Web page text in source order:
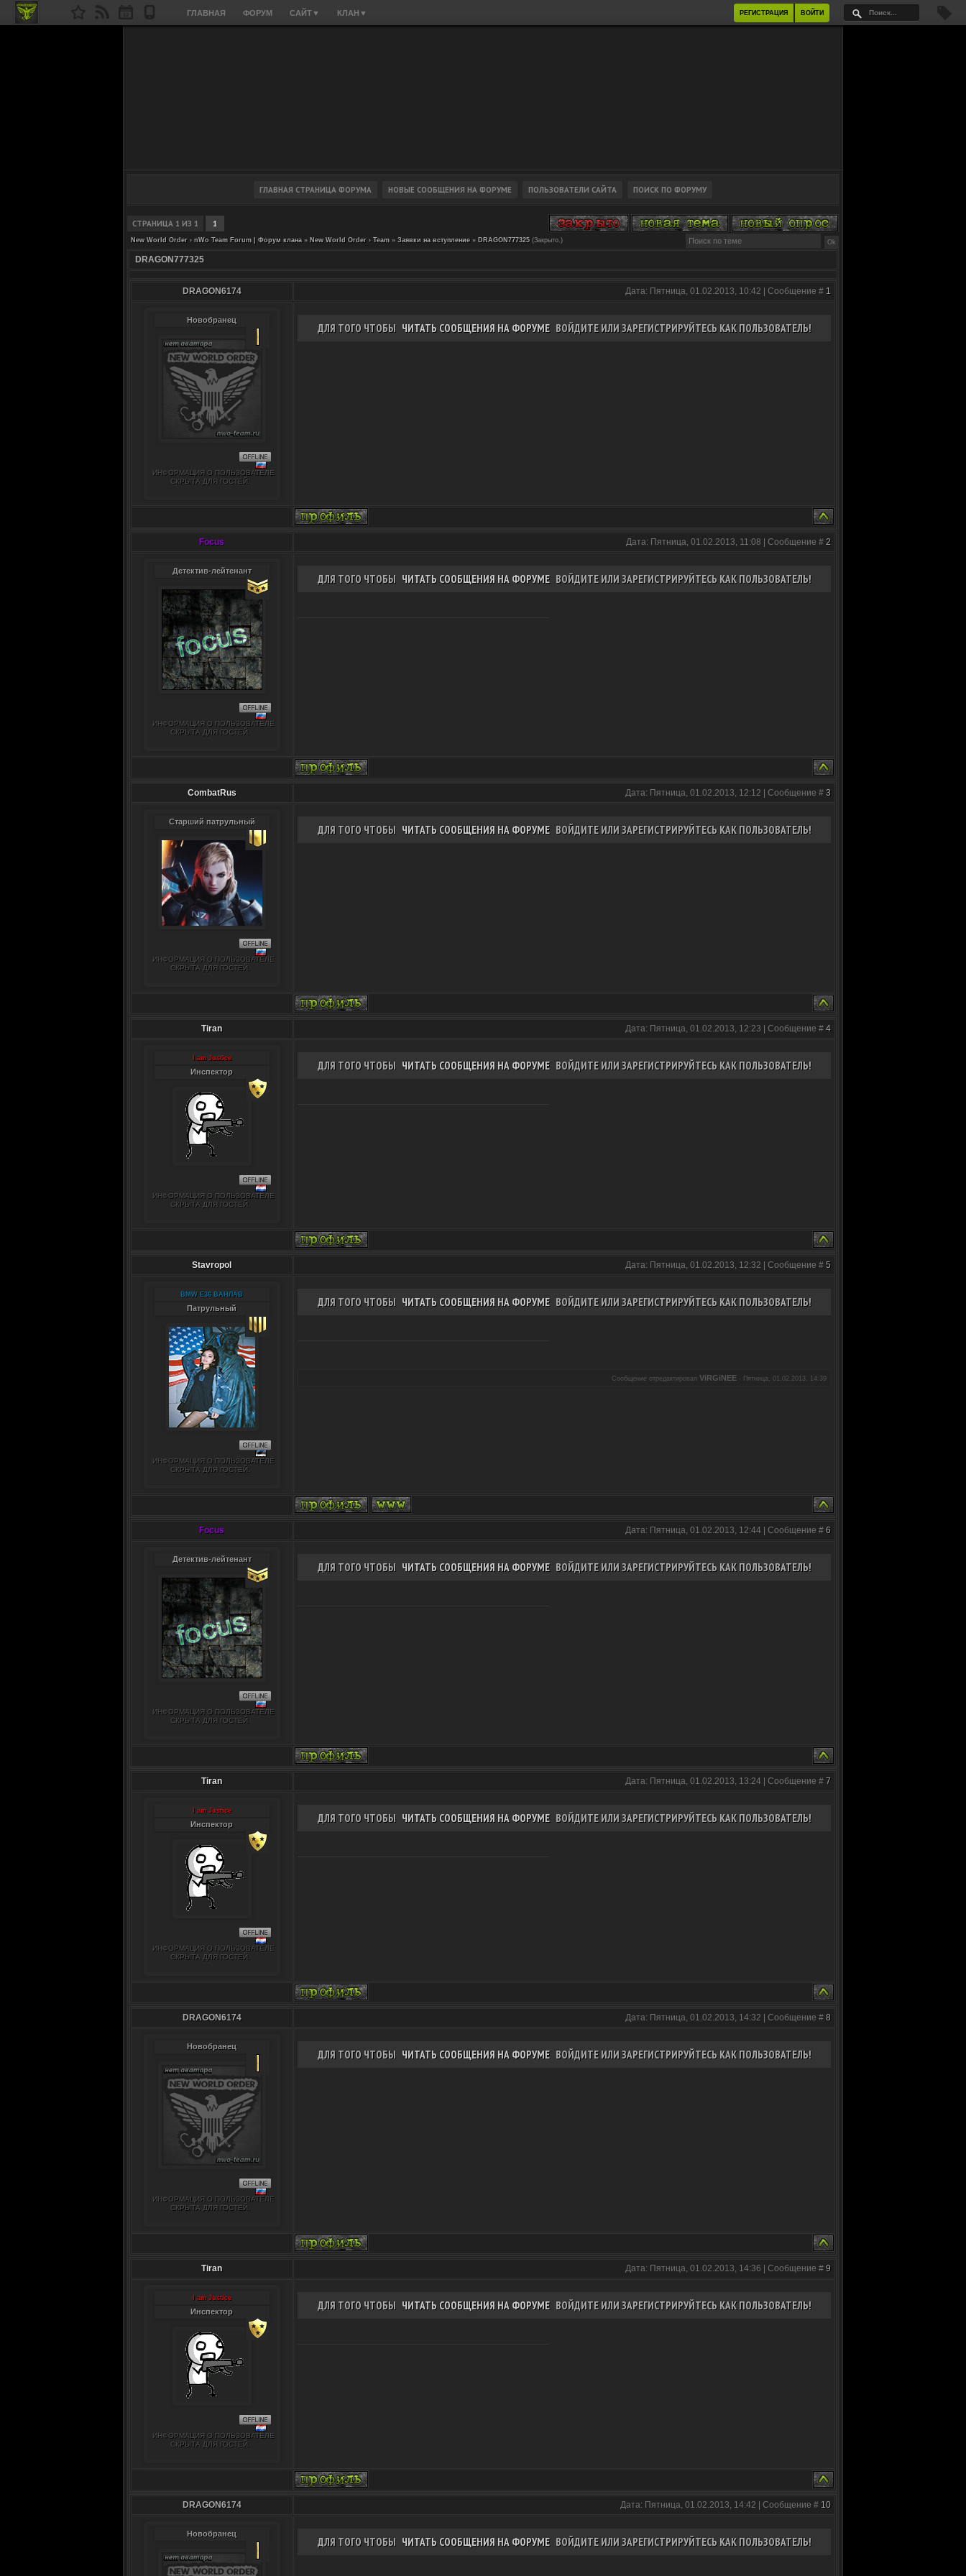
ГЛАВНАЯ ФОРУМ САЙТ▼ КЛАН ▼ РЕГИСТРАЦИЯ ВОЙТИ
СТРАНИЦА 1 ИЗ 1 1
New World Order › nWo Team Forum | Форум клана » New World Order › Team » Заявки на вступление » DRAGON777325 (Закрыто.)
DRAGON777325
DRAGON6174 Дата: Пятница, 01.02.2013, 10:42 | Сообщение # 1
Новобранец
ИНФОРМАЦИЯ О ПОЛЬЗОВАТЕЛЕ
СКРЫТА ДЛЯ ГОСТЕЙ.
ДЛЯ ТОГО ЧТОБЫ ЧИТАТЬ СООБЩЕНИЯ НА ФОРУМЕ ВОЙДИТЕ ИЛИ ЗАРЕГИСТРИРУЙТЕСЬ КАК ПОЛЬЗОВАТЕЛЬ!
Focus Дата: Пятница, 01.02.2013, 11:08 | Сообщение # 2
Детектив-лейтенант
ИНФОРМАЦИЯ О ПОЛЬЗОВАТЕЛЕ
СКРЫТА ДЛЯ ГОСТЕЙ.
ДЛЯ ТОГО ЧТОБЫ ЧИТАТЬ СООБЩЕНИЯ НА ФОРУМЕ ВОЙДИТЕ ИЛИ ЗАРЕГИСТРИРУЙТЕСЬ КАК ПОЛЬЗОВАТЕЛЬ!
CombatRus Дата: Пятница, 01.02.2013, 12:12 | Сообщение # 3
Старший патрульный
ИНФОРМАЦИЯ О ПОЛЬЗОВАТЕЛЕ
СКРЫТА ДЛЯ ГОСТЕЙ.
ДЛЯ ТОГО ЧТОБЫ ЧИТАТЬ СООБЩЕНИЯ НА ФОРУМЕ ВОЙДИТЕ ИЛИ ЗАРЕГИСТРИРУЙТЕСЬ КАК ПОЛЬЗОВАТЕЛЬ!
Tiran Дата: Пятница, 01.02.2013, 12:23 | Сообщение # 4
I am Justice
Инспектор
ИНФОРМАЦИЯ О ПОЛЬЗОВАТЕЛЕ
СКРЫТА ДЛЯ ГОСТЕЙ.
ДЛЯ ТОГО ЧТОБЫ ЧИТАТЬ СООБЩЕНИЯ НА ФОРУМЕ ВОЙДИТЕ ИЛИ ЗАРЕГИСТРИРУЙТЕСЬ КАК ПОЛЬЗОВАТЕЛЬ!
Stavropol Дата: Пятница, 01.02.2013, 12:32 | Сообщение # 5
BMW E36 ВАНЛАВ
Патрульный
ИНФОРМАЦИЯ О ПОЛЬЗОВАТЕЛЕ
СКРЫТА ДЛЯ ГОСТЕЙ.
ДЛЯ ТОГО ЧТОБЫ ЧИТАТЬ СООБЩЕНИЯ НА ФОРУМЕ ВОЙДИТЕ ИЛИ ЗАРЕГИСТРИРУЙТЕСЬ КАК ПОЛЬЗОВАТЕЛЬ!
Сообщение отредактировал ViRGiNEE - Пятница, 01.02.2013, 14:39
Focus Дата: Пятница, 01.02.2013, 12:44 | Сообщение # 6
Детектив-лейтенант
ИНФОРМАЦИЯ О ПОЛЬЗОВАТЕЛЕ
СКРЫТА ДЛЯ ГОСТЕЙ.
ДЛЯ ТОГО ЧТОБЫ ЧИТАТЬ СООБЩЕНИЯ НА ФОРУМЕ ВОЙДИТЕ ИЛИ ЗАРЕГИСТРИРУЙТЕСЬ КАК ПОЛЬЗОВАТЕЛЬ!
Tiran Дата: Пятница, 01.02.2013, 13:24 | Сообщение # 7
I am Justice
Инспектор
ИНФОРМАЦИЯ О ПОЛЬЗОВАТЕЛЕ
СКРЫТА ДЛЯ ГОСТЕЙ.
ДЛЯ ТОГО ЧТОБЫ ЧИТАТЬ СООБЩЕНИЯ НА ФОРУМЕ ВОЙДИТЕ ИЛИ ЗАРЕГИСТРИРУЙТЕСЬ КАК ПОЛЬЗОВАТЕЛЬ!
DRAGON6174 Дата: Пятница, 01.02.2013, 14:32 | Сообщение # 8
Новобранец
ИНФОРМАЦИЯ О ПОЛЬЗОВАТЕЛЕ
СКРЫТА ДЛЯ ГОСТЕЙ.
ДЛЯ ТОГО ЧТОБЫ ЧИТАТЬ СООБЩЕНИЯ НА ФОРУМЕ ВОЙДИТЕ ИЛИ ЗАРЕГИСТРИРУЙТЕСЬ КАК ПОЛЬЗОВАТЕЛЬ!
Tiran Дата: Пятница, 01.02.2013, 14:36 | Сообщение # 9
I am Justice
Инспектор
ИНФОРМАЦИЯ О ПОЛЬЗОВАТЕЛЕ
СКРЫТА ДЛЯ ГОСТЕЙ.
ДЛЯ ТОГО ЧТОБЫ ЧИТАТЬ СООБЩЕНИЯ НА ФОРУМЕ ВОЙДИТЕ ИЛИ ЗАРЕГИСТРИРУЙТЕСЬ КАК ПОЛЬЗОВАТЕЛЬ!
DRAGON6174 Дата: Пятница, 01.02.2013, 14:42 | Сообщение # 10
Новобранец
ДЛЯ ТОГО ЧТОБЫ ЧИТАТЬ СООБЩЕНИЯ НА ФОРУМЕ ВОЙДИТЕ ИЛИ ЗАРЕГИСТРИРУЙТЕСЬ КАК ПОЛЬЗОВАТЕЛЬ!